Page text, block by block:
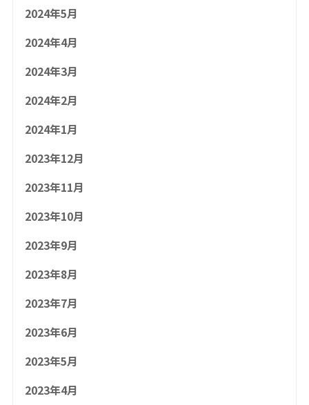
2024年5月
2024年4月
2024年3月
2024年2月
2024年1月
2023年12月
2023年11月
2023年10月
2023年9月
2023年8月
2023年7月
2023年6月
2023年5月
2023年4月